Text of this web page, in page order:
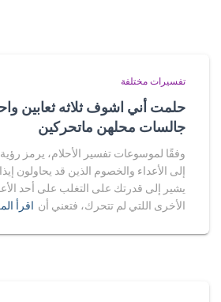
تفسيرات مختلفة
حلمت أني اشوف ثلاثه ثعابين
جالسات محلهن ماتحركين
وفقًا لموسوعات تفسير الأحلام، يرمز رؤية
إلى الأعداء والخصوم الذين قد يحاولون
يشير إلى قدرتك على التغلب على أحد
الأخرى اللتي لم تتحرك، فتعني أن اقرأ